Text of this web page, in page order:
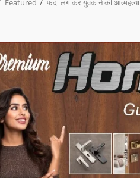
Featured फंदा लगाकर युवक ने की आत्महत्या